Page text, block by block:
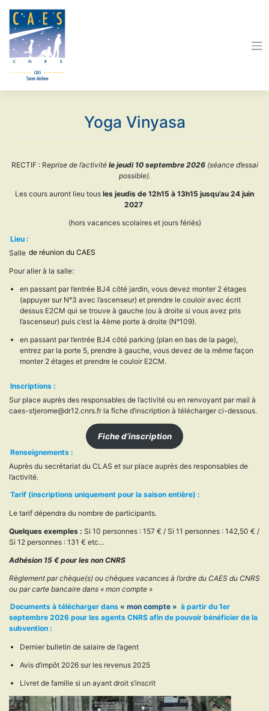
content
Yoga Vinyasa
RECTIF : Reprise de l’activité le jeudi 10 septembre 2026 (séance d’essai
possible).
Les cours auront lieu tous les jeudis de 12h15 à 13h15 jusqu’au 24 juin
2027
(hors vacances scolaires et jours fériés)
Lieu :
Salle de réunion du CAES
Pour aller à la salle:
en passant par l’entrée BJ4 côté jardin, vous devez monter 2 étages
(appuyer sur N°3 avec l’ascenseur) et prendre le couloir avec écrit
dessus E2CM qui se trouve à gauche (ou à droite si vous avez pris
l’ascenseur) puis c’est la 4ème porte à droite (N°109).
en passant par l’entrée BJ4 côté parking (plan en bas de la page),
entrez par la porte 5, prendre à gauche, vous devez de la même façon
monter 2 étages et prendre le couloir E2CM.
Inscriptions :
Sur place auprès des responsables de l’activité ou en renvoyant par mail à
caes-stjerome@dr12.cnrs.fr la fiche d’inscription à télécharger ci-dessous.
Fiche d’inscription
Renseignements :
Auprès du secrétariat du CLAS et sur place auprès des responsables de
l’activité.
Tarif (inscriptions uniquement pour la saison entière) :
Le tarif dépendra du nombre de participants.
Quelques exemples : Si 10 personnes : 157 € / Si 11 personnes : 142,50 € /
Si 12 personnes : 131 € etc…
Adhésion 15 € pour les non CNRS
Règlement par chèque(s) ou chèques vacances à l’ordre du CAES du CNRS
ou par carte bancaire dans « mon compte »
Documents à télécharger dans« mon compte » à partir du 1er
septembre 2026 pour les agents CNRS afin de pouvoir bénéficier de la
subvention :
Dernier bulletin de salaire de l’agent
Avis d’impôt 2026 sur les revenus 2025
Livret de famille si un ayant droit s’inscrit